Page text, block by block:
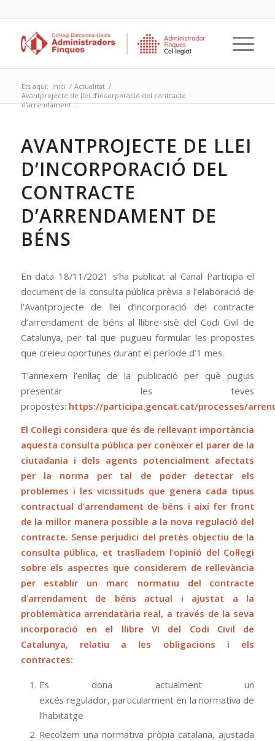
Ets aquí: Inici / Actualitat /
Avantprojecte de llei d’incorporació del contracte
d’arrendament ...
AVANTPROJECTE DE LLEI
D’INCORPORACIÓ DEL
CONTRACTE
D’ARRENDAMENT DE
BÉNS
En data 18/11/2021 s’ha publicat al Canal Participa el
document de la consulta pública prèvia a l’elaboració de
l’Avantprojecte de llei d’incorporació del contracte
d’arrendament de béns al llibre sisè del Codi Civil de
Catalunya, per tal que pugueu formular les propostes
que creieu oportunes durant el període d’1 mes.
T’annexem l’enllaç de la publicació per què puguis
presentar les teves
propostes: https://participa.gencat.cat/processes/
El Col·legi considera que és de rellevant importància
aquesta consulta pública per conèixer el parer de la
ciutadania i dels agents potencialment afectats
per la norma per tal de poder detectar els
problemes i les vicissituds que genera cada tipus
contractual d’arrendament de béns i així fer front
de la millor manera possible a la nova regulació del
contracte. Sense perjudici del pretès objectiu de la
consulta pública, et traslladem l’opinió del Col·legi
sobre els aspectes que considerem de rellevància
per establir un marc normatiu del contracte
d’arrendament de béns actual i ajustat a la
problemàtica arrendatària real, a través de la seva
incorporació en el llibre VI del Codi Civil de
Catalunya, relatiu a les obligacions i els
contractes:
Es dona actualment un
excés regulador, particularment en la normativa de
l’habitatge
Recolzem una normativa pròpia catalana, ajustada